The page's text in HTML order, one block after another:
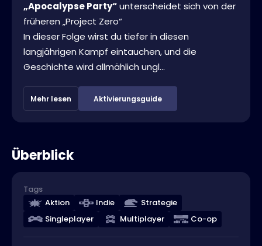
„Apocalypse Party“unterscheidet sich von der
früheren „Project Zero“
In dieser Folge wirst du tiefer in diesen
langjährigen Kampf eintauchen, und die
Geschichte wird allmählich ungl...
Mehr lesen Aktivierungsguide
Überblick
Tags
Aktion
Indie
Strategie
Singleplayer
Multiplayer Co-op